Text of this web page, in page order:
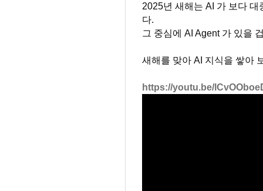
2025년 새해는 AI 가 보다
다.
그 중심에 AI Agent 가 있을
새해를 맞아 AI 지식을 쌓아
https://youtu.be/